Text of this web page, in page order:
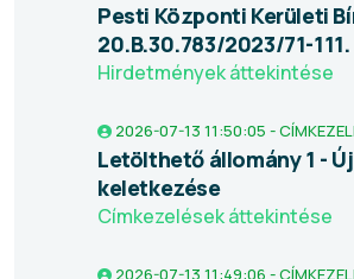
Pesti Központi Kerületi
20.B.30.783/2023/71-111.
Hirdetmények áttekintése
2026-07-13 11:50:05 -
Letölthető állomány 1 -
keletkezése
Címkezelések áttekintése